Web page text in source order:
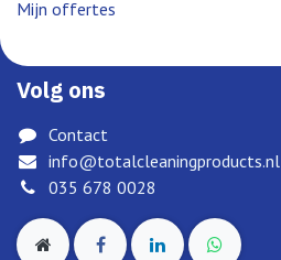
Mijn offertes
Volg ons
Contact
info@totalcleaningproducts.nl
035 678 0028